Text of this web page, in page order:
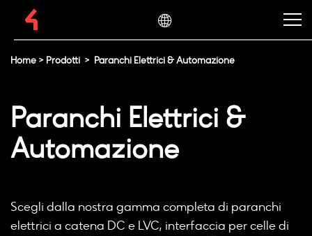
Home > Prodotti > Paranchi Elettrici & Automazione
Paranchi Elettrici &
Automazione
Scegli dalla nostra gamma completa di paranchi
elettrici a catena DC e LVC, interfaccia per celle di